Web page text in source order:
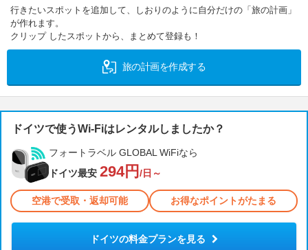
行きたいスポットを追加して、しおりのように自分だけの「旅の計画」
が作れます。
クリップ したスポットから、まとめて登録も！
旅の計画を作成する
ドイツで使うWi-Fiはレンタルしましたか？
フォートラベル GLOBAL WiFiなら
ドイツ最安 294円 /日～
空港で受取・返却可能 お得なポイントがたまる
ドイツの料金プランを見る